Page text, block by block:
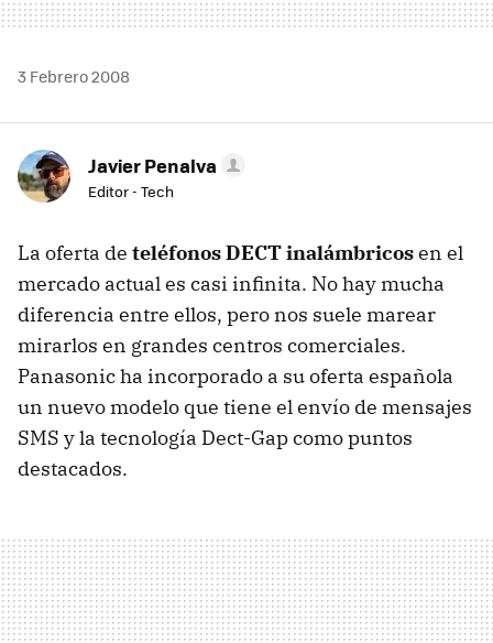
3 Febrero 2008
Javier Penalva
Editor - Tech
La oferta de teléfonos DECT inalámbricosen el
mercado actual es casi infinita. No hay mucha
diferencia entre ellos, pero nos suele marear
mirarlos en grandes centros comerciales.
Panasonic ha incorporado a su oferta española
un nuevo modelo que tiene el envío de mensajes
SMS y la tecnología Dect-Gap como puntos
destacados.